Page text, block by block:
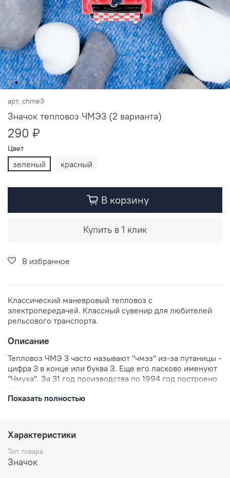
арт. chme3
Значок тепловоз ЧМЭ3 (2 варианта)
290 ₽
Цвет
зеленый красный
В корзину
Купить в 1 клик
В избранное
Классический маневровый тепловоз с
электропередачей. Классный сувенир для любителей
рельсового транспорта.
Описание
Тепловоз ЧМЭ 3 часто называют "чмэз" из-за путаницы -
цифра 3 в конце или буква З. Еще его ласково именуют
"Чмуха". За 31 год производства по 1994 год построено
тепловоз - такая была окраска с завода завсегдатай
нем наш значок.
В комплекте: значок металлический, застежка
цанга-бабочка.
Показать полностью
Характеристики
Тип товара
Значок